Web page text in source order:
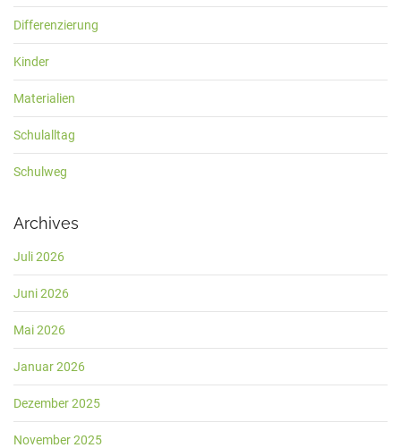
Differenzierung
Kinder
Materialien
Schulalltag
Schulweg
Archives
Juli 2026
Juni 2026
Mai 2026
Januar 2026
Dezember 2025
November 2025